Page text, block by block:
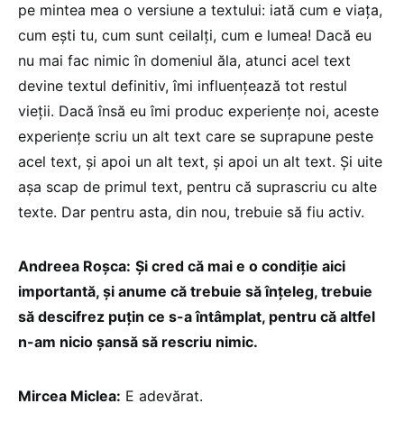
pe mintea mea o versiune a textului: iată cum e viața,
cum ești tu, cum sunt ceilalți, cum e lumea! Dacă eu
nu mai fac nimic în domeniul ăla, atunci acel text
devine textul definitiv, îmi influențează tot restul
vieții. Dacă însă eu îmi produc experiențe noi, aceste
experiențe scriu un alt text care se suprapune peste
acel text, și apoi un alt text, și apoi un alt text. Și uite
așa scap de primul text, pentru că suprascriu cu alte
texte. Dar pentru asta, din nou, trebuie să fiu activ.
Andreea Roșca: Și cred că mai e o condiție aici
importantă, și anume că trebuie să înțeleg, trebuie
să descifrez puțin ce s-a întâmplat, pentru că altfel
n-am nicio șansă să rescriu nimic.
Mircea Miclea: E adevărat.